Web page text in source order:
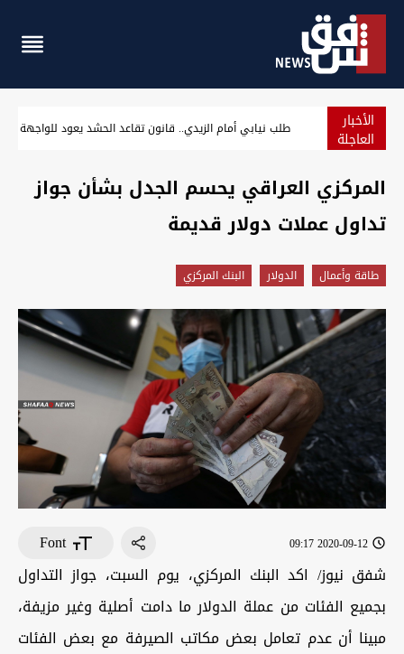
الأخبار
العاجلة العراق الـ12 عربياً والـ94 عالمياً في مؤشر الدبلوماسية والشراكة الدولية
المركزي العراقي يحسم الجدل بشأن جواز
تداول عملات دولار قديمة
طاقة وأعمال الدولار البنك المركزي
2020-09-12 09:17
Font
شفق نيوز/ اكد البنك المركزي، يوم السبت، جواز التداول
بجميع الفئات من عملة الدولار ما دامت أصلية وغير مزيفة،
مبينا أن عدم تعامل بعض مكاتب الصيرفة مع بعض الفئات